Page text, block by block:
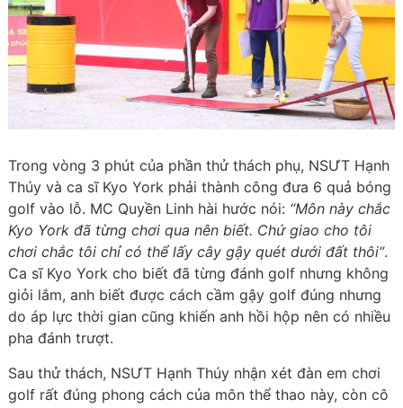
Trong vòng 3 phút của phần thử thách phụ, NSƯT Hạnh
Thúy và ca sĩ Kyo York phải thành công đưa 6 quả bóng
golf vào lỗ. MC Quyền Linh hài hước nói: “Môn này chắc
Kyo York đã từng chơi qua nên biết. Chứ giao cho tôi
chơi chắc tôi chỉ có thể lấy cây gậy quét dưới đất thôi”.
Ca sĩ Kyo York cho biết đã từng đánh golf nhưng không
giỏi lắm, anh biết được cách cầm gậy golf đúng nhưng
do áp lực thời gian cũng khiến anh hồi hộp nên có nhiều
pha đánh trượt.
Sau thử thách, NSƯT Hạnh Thúy nhận xét đàn em chơi
golf rất đúng phong cách của môn thể thao này, còn cô